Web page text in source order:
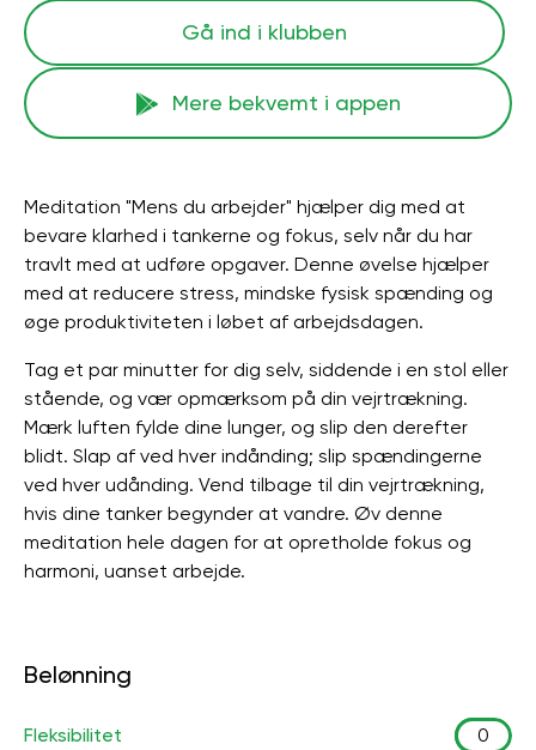
Gå ind i klubben
Mere bekvemt i appen
Meditation "Mens du arbejder" hjælper dig med at
bevare klarhed i tankerne og fokus, selv når du har
travlt med at udføre opgaver. Denne øvelse hjælper
med at reducere stress, mindske fysisk spænding og
øge produktiviteten i løbet af arbejdsdagen.
Tag et par minutter for dig selv, siddende i en stol eller
stående, og vær opmærksom på din vejrtrækning.
Mærk luften fylde dine lunger, og slip den derefter
blidt. Slap af ved hver indånding; slip spændingerne
ved hver udånding. Vend tilbage til din vejrtrækning,
hvis dine tanker begynder at vandre. Øv denne
meditation hele dagen for at opretholde fokus og
harmoni, uanset arbejde.
Belønning
Fleksibilitet 0